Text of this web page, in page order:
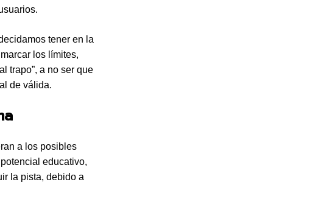
tener en la
los límites,
trapo”, a no ser que
de válida.
a los posibles
educativo,
la pista, debido a